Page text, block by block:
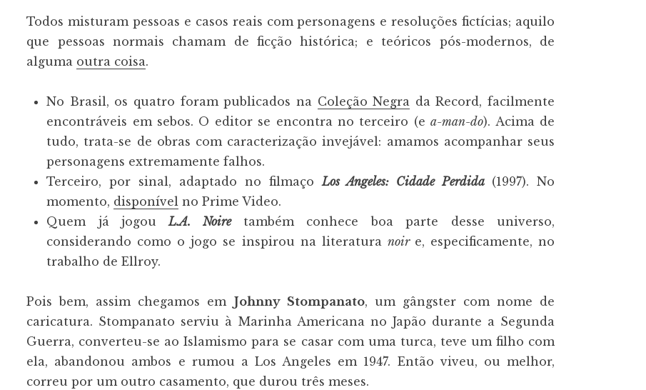
Todos misturam pessoas e casos reais com personagens e resoluções fictícias; aquilo
que pessoas normais chamam de ficção histórica; e teóricos pós-modernos, de
alguma outra coisa.
No Brasil, os quatro foram publicados na Coleção Negra da Record, facilmente
encontráveis em sebos. O editor se encontra no terceiro (ea-man-do). Acima de
tudo, trata-se de obras com caracterização invejável: amamos acompanhar seus
personagens extremamente falhos.
Terceiro, por sinal, adaptado no filmaçoLos Angeles: Cidade Perdida (1997). No
momento, disponível no Prime Video.
Quem já jogouL.A. Noiretambém conhece boa parte desse universo,
considerando como o jogo se inspirou na literatura noir e, especificamente, no
trabalho de Ellroy.
Pois bem, assim chegamos em Johnny Stompanato, um gângster com nome de
caricatura. Stompanato serviu à Marinha Americana no Japão durante a Segunda
Guerra, converteu-se ao Islamismo para se casar com uma turca, teve um filho com
ela, abandonou ambos e rumou a Los Angeles em 1947. Então viveu, ou melhor,
correu por um outro casamento, que durou três meses.